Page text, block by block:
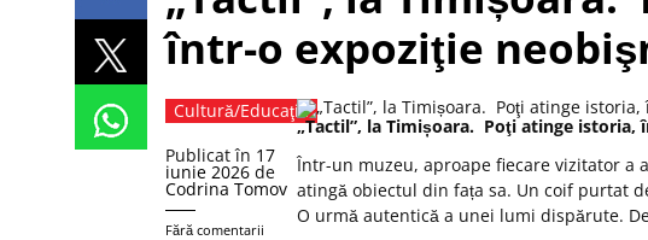
într-o expoziţie
Cultură/Educaţie
Publicat în 17
iunie 2026 de
Codrina Tomov
Fără comentarii
„Tactil”, la Timișoara. Poţi atinge
Într-un muzeu, aproape fiecare vizitator a
atingă obiectul din fața sa. Un coif purtat
O urmă autentică a unei lumi dispărute.